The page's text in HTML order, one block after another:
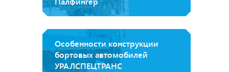
Особенности конструкции
бортовых автомобилей
УРАЛСПЕЦТРАНС